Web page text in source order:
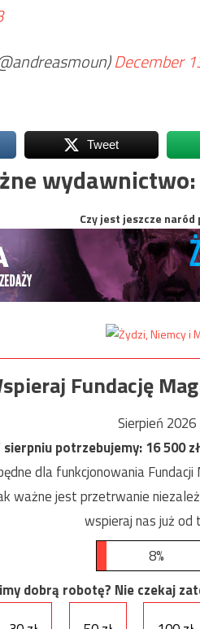
December
Tweet
wydawnictwo:
Czy jest jeszcze naród
Fundację
Sierpień 2026
sierpniu potrzebujemy:16 500
dla funkcjonowania Fundacji
ważne jest przetrwanie
wspieraj nas już od
8%
dobrą robotę? Nie czekaj